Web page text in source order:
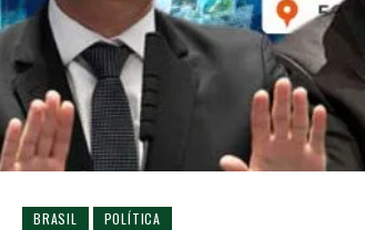
BRASIL POLÍTICA